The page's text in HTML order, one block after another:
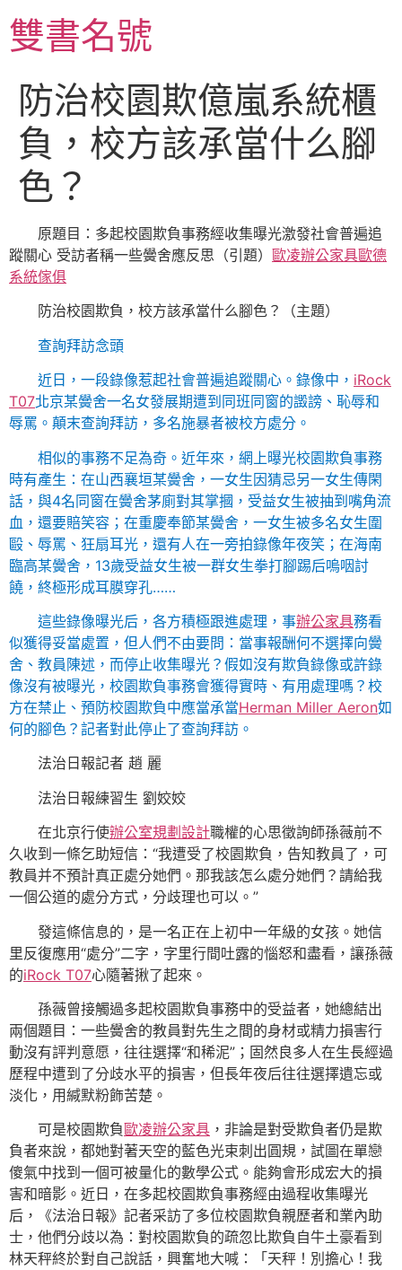
至
主雙書名號
防治校園欺億嵐系統櫃
負，校方該承當什么腳
色？
原題目：多起校園欺負事務經收集曝光激發社會普遍追
蹤關心 受訪者稱一些黌舍應反思（引題） 歐凌辦公家具歐德
系統傢俱
防治校園欺負，校方該承當什么腳色？（主題）
查詢拜訪念頭
近日，一段錄像惹起社會普遍追蹤關心。錄像中， iRock
T07北京某黌舍一名女發展期遭到同班同窗的譭謗、恥辱和
辱罵。顛末查詢拜訪，多名施暴者被校方處分。
相似的事務不足為奇。近年來，網上曝光校園欺負事務
時有產生：在山西襄垣某黌舍，一女生因猜忌另一女生傳閑
話，與4名同窗在黌舍茅廁對其掌摑，受益女生被抽到嘴角流
血，還要賠笑容；在重慶奉節某黌舍，一女生被多名女生圍
毆、辱罵、狂扇耳光，還有人在一旁拍錄像年夜笑；在海南
臨高某黌舍，13歲受益女生被一群女生拳打腳踢后嗚咽討
饒，終極形成耳膜穿孔……
這些錄像曝光后，各方積極跟進處理，事辦公家具務看
似獲得妥當處置，但人們不由要問：當事報酬何不選擇向黌
舍、教員陳述，而停止收集曝光？假如沒有欺負錄像或許錄
像沒有被曝光，校園欺負事務會獲得實時、有用處理嗎？校
方在禁止、預防校園欺負中應當承當Herman Miller Aeron如
何的腳色？記者對此停止了查詢拜訪。
法治日報記者 趙 麗
法治日報練習生 劉姣姣
在北京行使辦公室規劃設計職權的心思徵詢師孫薇前不
久收到一條乞助短信：“我遭受了校園欺負，告知教員了，可
教員并不預計真正處分她們。那我該怎么處分她們？請給我
一個公道的處分方式，分歧理也可以。”
發這條信息的，是一名正在上初中一年級的女孩。她信
里反復應用“處分”二字，字里行間吐露的惱怒和盡看，讓孫薇
的iRock T07心隨著揪了起來。
孫薇曾接觸過多起校園欺負事務中的受益者，她總結出
兩個題目：一些黌舍的教員對先生之間的身材或精力損害行
動沒有評判意愿，往往選擇“和稀泥”；固然良多人在生長經過
歷程中遭到了分歧水平的損害，但長年夜后往往選擇遺忘或
淡化，用緘默粉飾苦楚。
可是校園欺負歐凌辦公家具 ，非論是對受欺負者仍是欺
負者來說，都她對著天空的藍色光束刺出圓規，試圖在單戀
傻氣中找到一個可被量化的數學公式。能夠會形成宏大的損
害和暗影。近日，在多起校園欺負事務經由過程收集曝光
后，《法治日報》記者采訪了多位校園欺負親歷者和業內助
士，他們分歧以為：對校園欺負的疏忽比欺負自牛土豪看到
林天秤終於對自己說話，興奮地大喊：「天秤！別擔心！我